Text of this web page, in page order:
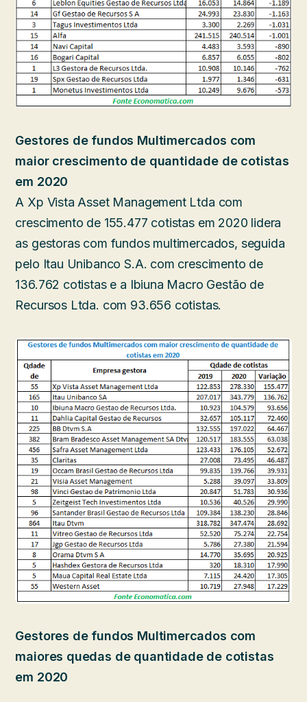
Gestores de fundos Multimercados com
maior crescimento de quantidade de cotistas
em 2020
A Xp Vista Asset Management Ltda com
crescimento de 155.477 cotistas em 2020 lidera
as gestoras com fundos multimercados, seguida
pelo Itau Unibanco S.A. com crescimento de
136.762 cotistas e a Ibiuna Macro Gestão de
Recursos Ltda. com 93.656 cotistas.
Gestores de fundos Multimercados com
maiores quedas de quantidade de cotistas
em 2020